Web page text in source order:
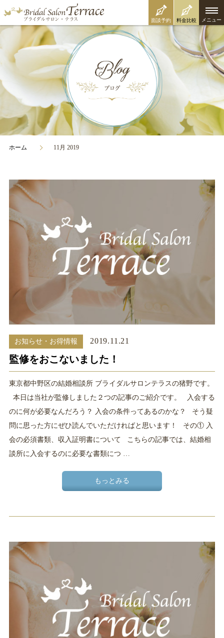
面談予約 料金比較 メニュー
ホーム 11月 2019
お知らせ・お得情報 2019.11.21
監修をおこないました！
東京都中野区の結婚相談所 ブライダルサロンテラスの猪野です。
本日は当社が監修しました２つの記事のご紹介です。 入会する
のに何が必要なんだろう？ 入会の条件ってあるのかな？ そう疑
問に思った方にぜひ読んでいただければと思います！ その① 入
会の必須書類、収入証明書について こちらの記事では、結婚相
談所に入会するのに必要な書類につ …
もっとみる